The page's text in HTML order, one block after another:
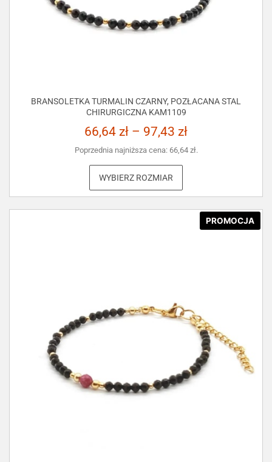
BRANSOLETKA TURMALIN CZARNY, POZŁACANA STAL
CHIRURGICZNA KAM1109
66,64 zł – 97,43 zł
Poprzednia najniższa cena: 66,64 zł.
WYBIERZ ROZMIAR
PROMOCJA